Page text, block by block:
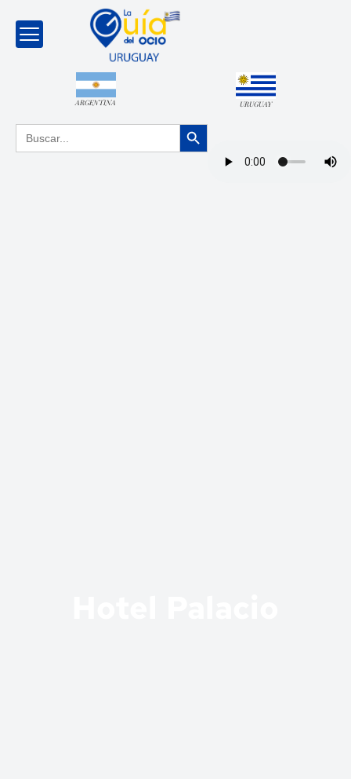
ARGENTINA URUGUAY
Buscar: Botón de búsqueda